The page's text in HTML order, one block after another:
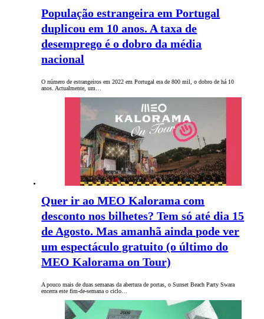
População estrangeira em Portugal
duplicou em 10 anos. A taxa de
desemprego é o dobro da média
nacional
O número de estrangeiros em 2022 em Portugal era de 800 mil, o dobro de há 10
anos. Actualmente, um…
Quer ir ao MEO Kalorama com
desconto nos bilhetes? Tem só até dia 15
de Agosto. Mas amanhã ainda pode ver
um espectáculo gratuito (o último do
MEO Kalorama on Tour)
A pouco mais de duas semanas da abertura de portas, o Sunset Beach Party Swara
encerra este fim-de-semana o ciclo…